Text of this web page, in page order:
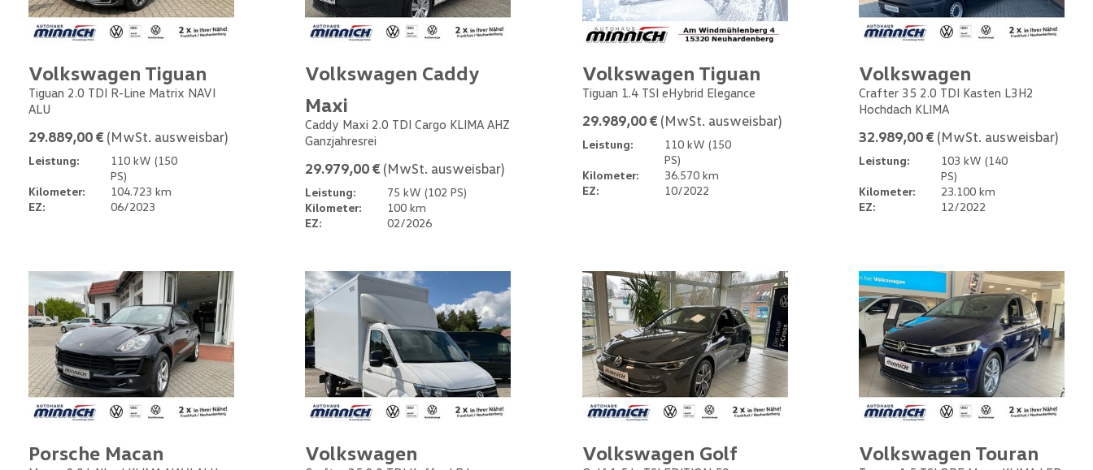
Volkswagen Tiguan
Tiguan 2.0 TDI R-Line Matrix NAVI
ALU
29.889,00 € (MwSt. ausweisbar)
Leistung:
110 kW (150
PS)
Kilometer:
104.723 km
EZ:
06/2023
Volkswagen Caddy
Maxi
Caddy Maxi 2.0 TDI Cargo KLIMA AHZ
Ganzjahresrei
29.979,00 € (MwSt. ausweisbar)
Leistung:
75 kW (102 PS)
Kilometer:
100 km
EZ:
02/2026
Volkswagen Tiguan
Tiguan 1.4 TSI eHybrid Elegance
29.989,00 € (MwSt. ausweisbar)
Leistung:
110 kW (150
PS)
Kilometer:
36.570 km
EZ:
10/2022
Volkswagen
Crafter 35 2.0 TDI Kasten L3H2
Hochdach KLIMA
32.989,00 € (MwSt. ausweisbar)
Leistung:
103 kW (140
PS)
Kilometer:
23.100 km
EZ:
12/2022
Porsche Macan Volkswagen Volkswagen Golf Volkswagen Touran